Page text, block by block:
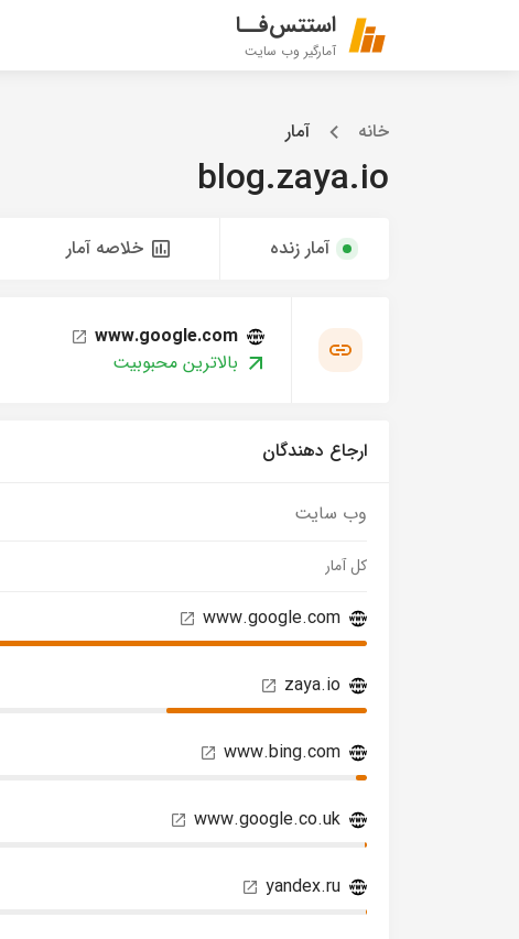
استتس‌فــا
آمارگیر وب سایت
خانه آمار
blog.zaya.io
آمار زنده خلاصه آمار
www.google.com
بالاترین محبوبیت
ارجاع دهندگان
وب سایت
کل آمار
www.google.com
zaya.io
www.bing.com
www.google.co.uk
yandex.ru